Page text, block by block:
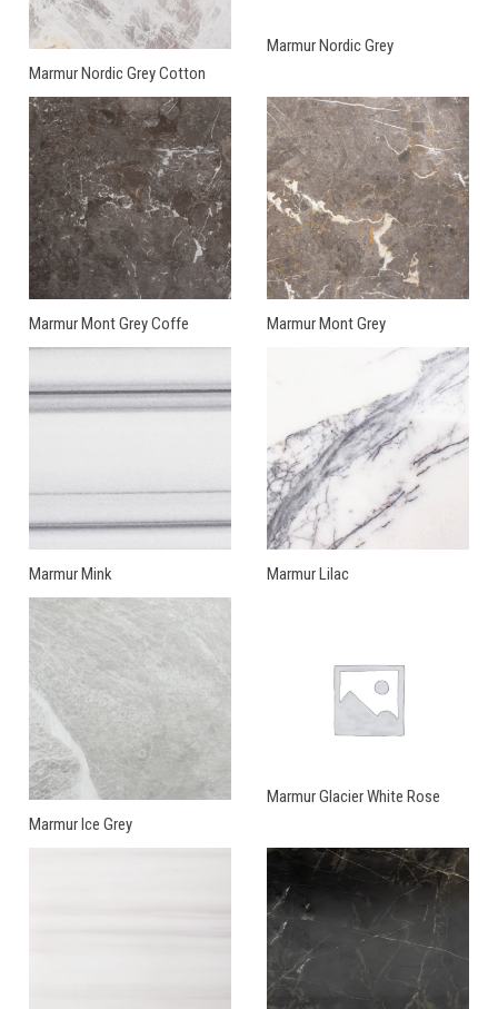
Marmur Nordic Grey Cotton
Marmur Nordic Grey
Marmur Mont Grey Coffe Marmur Mont Grey
Marmur Mink Marmur Lilac
Marmur Ice Grey
Marmur Glacier White Rose